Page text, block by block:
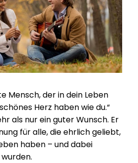
Mensch, der in dein Leben
Herz haben wie du.“
als nur ein guter Wunsch. Er
für alle, die ehrlich geliebt,
haben – und dabei